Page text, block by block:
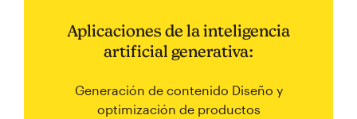
Aplicaciones de la inteligencia
artificial generativa:
Generación de contenido Diseño y
optimización de productos